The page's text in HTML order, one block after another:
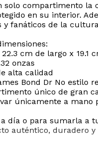
compartimento la
en su interior.
y fanáticos de la
cm de largo x 19.1
onzas
alta calidad
Bond Dr No estilo
único de gran
únicamente a
día o para sumarla a
auténtico, duradero